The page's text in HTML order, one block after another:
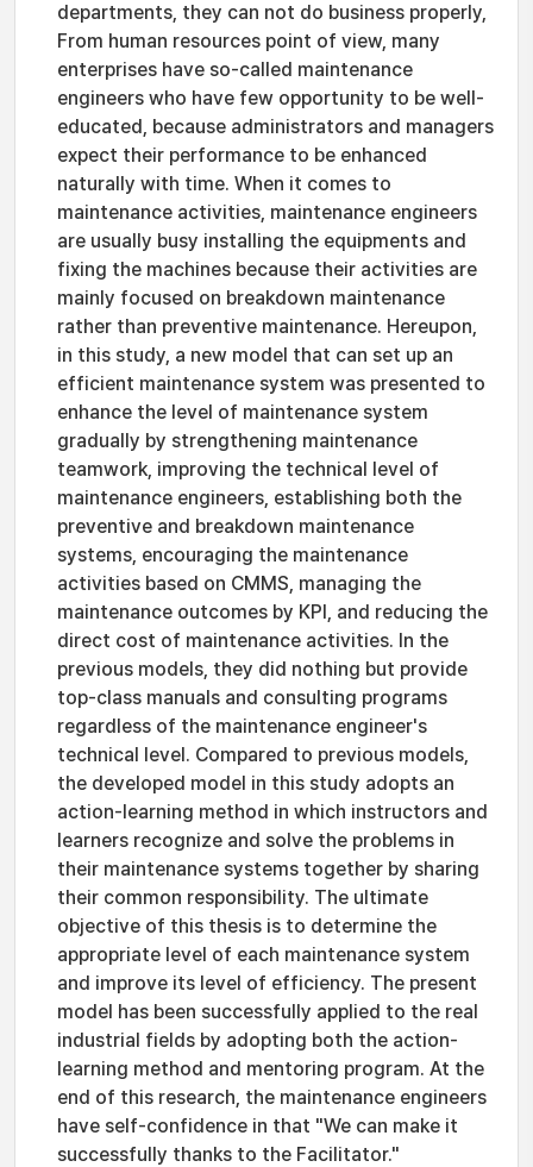
departments, they can not do business properly,
From human resources point of view, many
enterprises have so-called maintenance
engineers who have few opportunity to be well-
educated, because administrators and managers
expect their performance to be enhanced
naturally with time. When it comes to
maintenance activities, maintenance engineers
are usually busy installing the equipments and
fixing the machines because their activities are
mainly focused on breakdown maintenance
rather than preventive maintenance. Hereupon,
in this study, a new model that can set up an
efficient maintenance system was presented to
enhance the level of maintenance system
gradually by strengthening maintenance
teamwork, improving the technical level of
maintenance engineers, establishing both the
preventive and breakdown maintenance
systems, encouraging the maintenance
activities based on CMMS, managing the
maintenance outcomes by KPI, and reducing the
direct cost of maintenance activities. In the
previous models, they did nothing but provide
top-class manuals and consulting programs
regardless of the maintenance engineer's
technical level. Compared to previous models,
the developed model in this study adopts an
action-learning method in which instructors and
learners recognize and solve the problems in
their maintenance systems together by sharing
their common responsibility. The ultimate
objective of this thesis is to determine the
appropriate level of each maintenance system
and improve its level of efficiency. The present
model has been successfully applied to the real
industrial fields by adopting both the action-
learning method and mentoring program. At the
end of this research, the maintenance engineers
have self-confidence in that "We can make it
successfully thanks to the Facilitator."